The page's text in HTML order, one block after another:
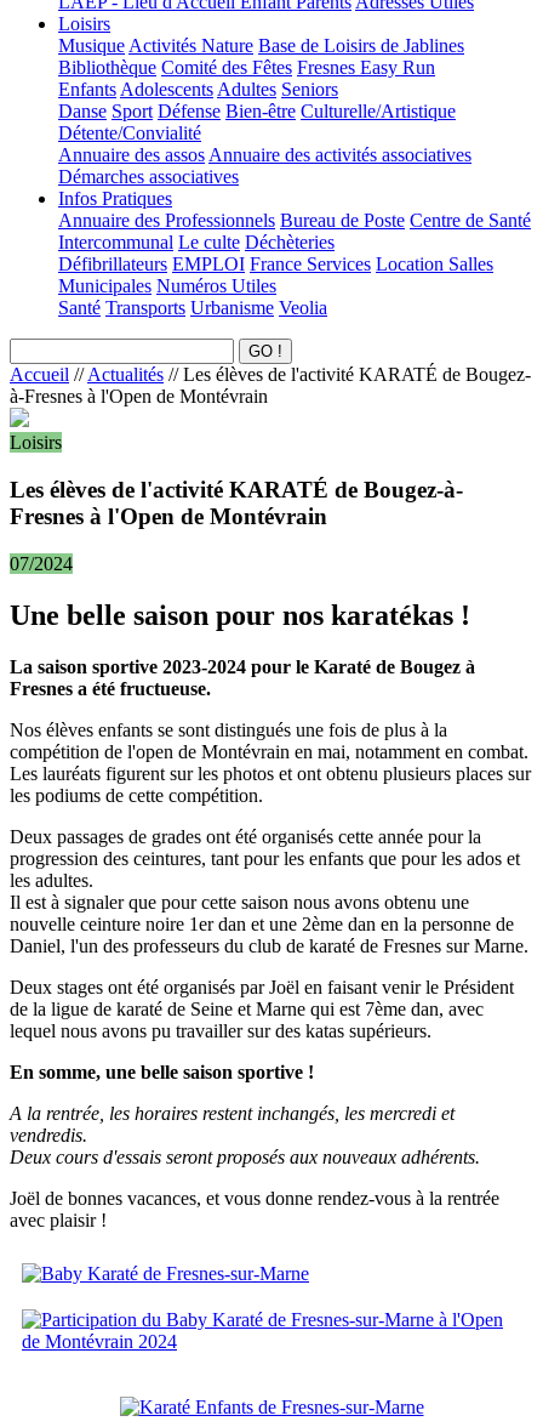
Loisirs
MusiqueActivités Nature Base de Loisirs de Jablines
Bibliothèque Comité des Fêtes Fresnes Easy Run
EnfantsAdolescentsAdultes Seniors
Danse Sport Défense Bien-être Culturelle/Artistique
Détente/Convialité
Annuaire des assosAnnuaire des activités associatives
Démarches associatives
Infos Pratiques
Annuaire des Professionnels Bureau de Poste Centre de Santé
Intercommunal Le culte Déchèteries
Défibrillateurs EMPLOI France Services Location Salles
Municipales Numéros Utiles
Santé Transports Urbanisme Veolia
Accueil //Actualités // Les élèves de l'activité KARATÉ de Bougez-
à-Fresnes à l'Open de Montévrain
Loisirs
Les élèves de l'activité KARATÉ de Bougez-à-
Fresnes à l'Open de Montévrain
07/2024
Une belle saison pour nos karatékas !
La saison sportive 2023-2024 pour le Karaté de Bougez à
Fresnes a été fructueuse.
Nos élèves enfants se sont distingués une fois de plus à la
compétition de l'open de Montévrain en mai, notamment en combat.
Les lauréats figurent sur les photos et ont obtenu plusieurs places sur
les podiums de cette compétition.
Deux passages de grades ont été organisés cette année pour la
progression des ceintures, tant pour les enfants que pour les ados et
les adultes.
Il est à signaler que pour cette saison nous avons obtenu une
nouvelle ceinture noire 1er dan et une 2ème dan en la personne de
Daniel, l'un des professeurs du club de karaté de Fresnes sur Marne.
Deux stages ont été organisés par Joël en faisant venir le Président
de la ligue de karaté de Seine et Marne qui est 7ème dan, avec
lequel nous avons pu travailler sur des katas supérieurs.
En somme, une belle saison sportive !
A la rentrée, les horaires restent inchangés, les mercredi et
vendredis.
Deux cours d'essais seront proposés aux nouveaux adhérents.
Joël de bonnes vacances, et vous donne rendez-vous à la rentrée
avec plaisir !